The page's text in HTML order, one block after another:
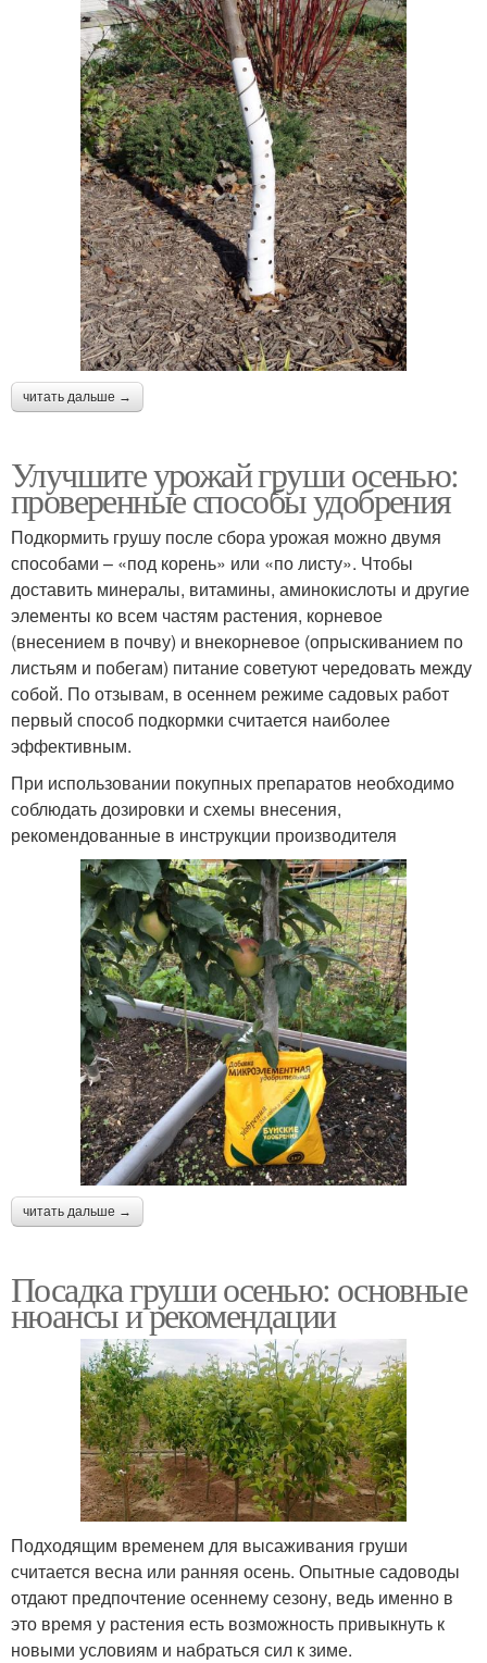
читать дальше →
Улучшите урожай груши осенью:
проверенные способы удобрения
Подкормить грушу после сбора урожая можно двумя
способами – «под корень» или «по листу». Чтобы
доставить минералы, витамины, аминокислоты и другие
элементы ко всем частям растения, корневое
(внесением в почву) и внекорневое (опрыскиванием по
листьям и побегам) питание советуют чередовать между
собой. По отзывам, в осеннем режиме садовых работ
первый способ подкормки считается наиболее
эффективным.
При использовании покупных препаратов необходимо
соблюдать дозировки и схемы внесения,
рекомендованные в инструкции производителя
читать дальше →
Посадка груши осенью: основные
нюансы и рекомендации
Подходящим временем для высаживания груши
считается весна или ранняя осень. Опытные садоводы
отдают предпочтение осеннему сезону, ведь именно в
это время у растения есть возможность привыкнуть к
новыми условиям и набраться сил к зиме.